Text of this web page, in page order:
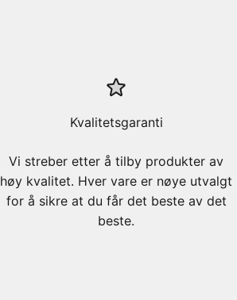
Kvalitetsgaranti
Vi streber etter å tilby produkter av
høy kvalitet. Hver vare er nøye utvalgt
for å sikre at du får det beste av det
beste.